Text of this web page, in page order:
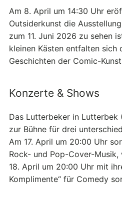
Am 8. April um 14:30 Uhr
Outsiderkunst die
zum 11. Juni 2026 zu sehen
kleinen Kästen entfalten
Geschichten der Comic-
Konzerte & Shows
Das Lutterbeker in
zur Bühne für drei
Am 17. April um 20:00 Uhr
Rock- und Pop-Cover-Musik,
18. April um 20:00 Uhr mit
Komplimente“ für Comedy